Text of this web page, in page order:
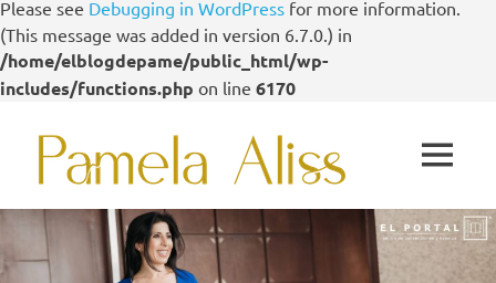
Please see Debugging in WordPress for more information.
(This message was added in version 6.7.0.) in
/home/elblogdepame/public_html/wp-
includes/functions.php on line 6170
contenido
Pame
Aliss
–
Portal
de
MENÚ